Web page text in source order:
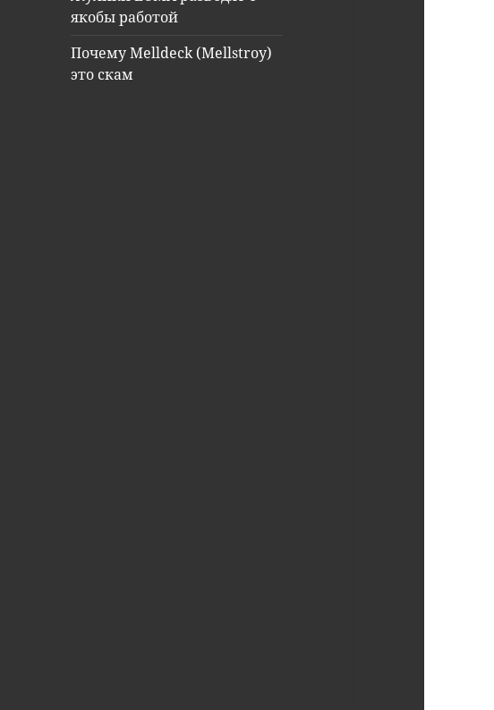
якобы работой
Почему Melldeck (Mellstroy)
это скам